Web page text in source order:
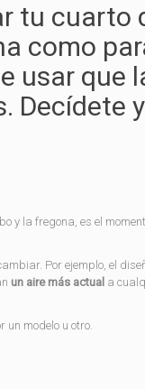
tu cuarto
como
usar que
Decídete y
y la fregona, es el
Por ejemplo, el
un aire más actual a
modelo u otro.